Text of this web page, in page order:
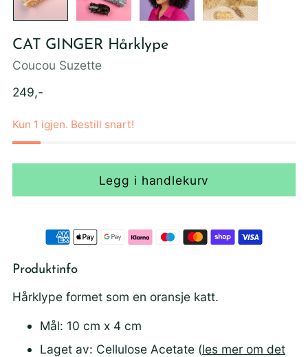
CAT GINGER Hårklype
Coucou Suzette
Ordinær
249,-
Kun 1 igjen. Bestill snart!
Legg i handlekurv
Produktinfo
Hårklype formet som en oransje katt.
Mål: 10 cm x 4 cm
Laget av: Cellulose Acetate (les mer om det